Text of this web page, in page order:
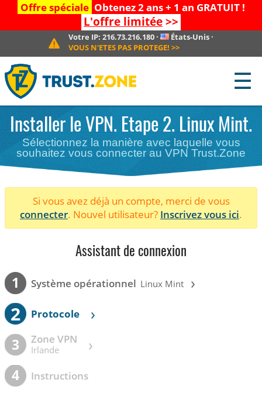
Offre spéciale Obtenez 2 ans + 1 an GRATUIT !
L'offre limitée>>
Votre IP: 216.73.216.180· États-Unis ·
VOUS N'ETES PAS PROTEGE! >>
☰
Installer le VPN. Etape 2. Linux Mint.
Sélectionnez la manière avec laquelle vous
souhaitez vous connecter au VPN Trust.Zone
Si vous avez déjà un compte, merci de vous
connecter. Nouvel utilisateur? Inscrivez vous ici.
Assistant de connexion
1 Système opérationnel Linux Mint ›
2 Protocole ›
3 Zone VPN
Irlande ›
4 Instructions